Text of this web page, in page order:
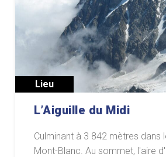
Lieu
L’Aiguille du Midi
Culminant à 3 842 mètres dans
Mont-Blanc. Au sommet, l'aire